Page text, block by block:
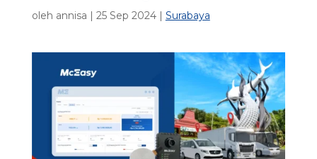
oleh annisa | 25 Sep 2024| Surabaya